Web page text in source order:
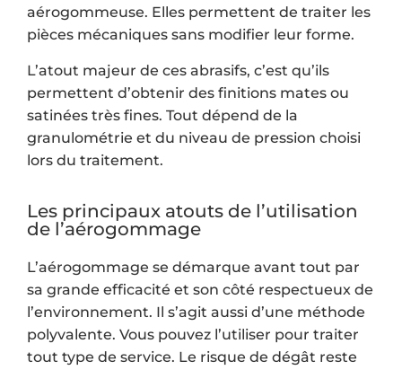
aérogommeuse. Elles permettent de traiter les
pièces mécaniques sans modifier leur forme.
L’atout majeur de ces abrasifs, c’est qu’ils
permettent d’obtenir des finitions mates ou
satinées très fines. Tout dépend de la
granulométrie et du niveau de pression choisi
lors du traitement.
Les principaux atouts de l’utilisation
de l’aérogommage
L’aérogommage se démarque avant tout par
sa grande efficacité et son côté respectueux de
l’environnement. Il s’agit aussi d’une méthode
polyvalente. Vous pouvez l’utiliser pour traiter
tout type de service. Le risque de dégât reste